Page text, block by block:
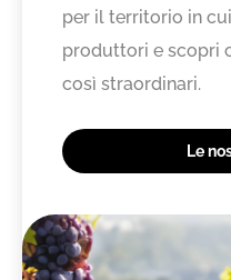
per il territorio in
produttori e scopri
così straordinari.
Le